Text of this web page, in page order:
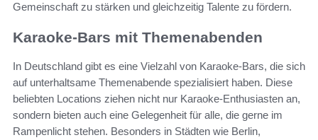
Gemeinschaft zu stärken und gleichzeitig Talente zu fördern.
Karaoke-Bars mit Themenabenden
In Deutschland gibt es eine Vielzahl von Karaoke-Bars, die sich
auf unterhaltsame Themenabende spezialisiert haben. Diese
beliebten Locations ziehen nicht nur Karaoke-Enthusiasten an,
sondern bieten auch eine Gelegenheit für alle, die gerne im
Rampenlicht stehen. Besonders in Städten wie Berlin,